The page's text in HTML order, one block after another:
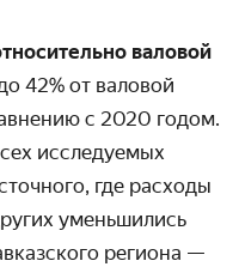
валовой
42% от валовой
с 2020 годом.
исследуемых
где расходы
уменьшились
региона —